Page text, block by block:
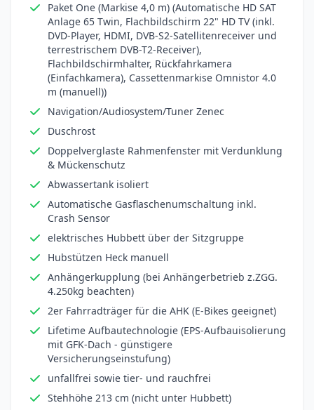
Paket One (Markise 4,0 m) (Automatische HD SAT
Anlage 65 Twin, Flachbildschirm 22" HD TV (inkl.
DVD-Player, HDMI, DVB-S2-Satellitenreceiver und
terrestrischem DVB-T2-Receiver),
Flachbildschirmhalter, Rückfahrkamera
(Einfachkamera), Cassettenmarkise Omnistor 4.0
m (manuell))
Navigation/Audiosystem/Tuner Zenec
Duschrost
Doppelverglaste Rahmenfenster mit Verdunklung
& Mückenschutz
Abwassertank isoliert
Automatische Gasflaschenumschaltung inkl.
Crash Sensor
elektrisches Hubbett über der Sitzgruppe
Hubstützen Heck manuell
Anhängerkupplung (bei Anhängerbetrieb z.ZGG.
4.250kg beachten)
2er Fahrradträger für die AHK (E-Bikes geeignet)
Lifetime Aufbautechnologie (EPS-Aufbauisolierung
mit GFK-Dach - günstigere
Versicherungseinstufung)
unfallfrei sowie tier- und rauchfrei
Stehhöhe 213 cm (nicht unter Hubbett)